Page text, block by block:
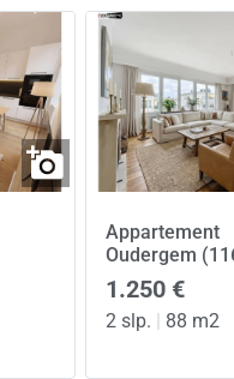
Appartement
Oudergem
1.250 €
2 slp. | 88 m2